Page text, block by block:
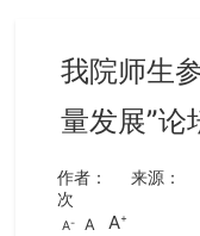
我院师生
量发展”论
作者： 来源：
次
A A A